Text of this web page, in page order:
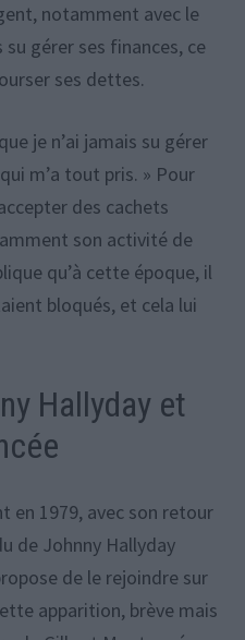
notamment avec le
su gérer ses finances, ce
ses dettes.
je n’ai jamais su gérer
m’a tout pris. » Pour
des cachets
son activité de
qu’à cette époque, il
bloqués, et cela lui
Hallyday et
en 1979, avec son retour
de Johnny Hallyday
de le rejoindre sur
apparition, brève mais